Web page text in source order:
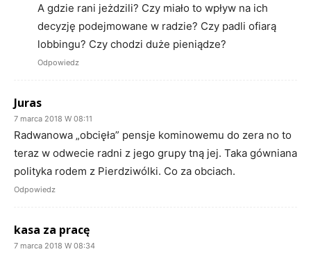
A gdzie rani jeżdzili? Czy miało to wpływ na ich
decyzję podejmowane w radzie? Czy padli ofiarą
lobbingu? Czy chodzi duże pieniądze?
Odpowiedz
Juras
7 marca 2018 W 08:11
Radwanowa „obcięła” pensje kominowemu do zera no to
teraz w odwecie radni z jego grupy tną jej. Taka gówniana
polityka rodem z Pierdziwólki. Co za obciach.
Odpowiedz
kasa za pracę
7 marca 2018 W 08:34